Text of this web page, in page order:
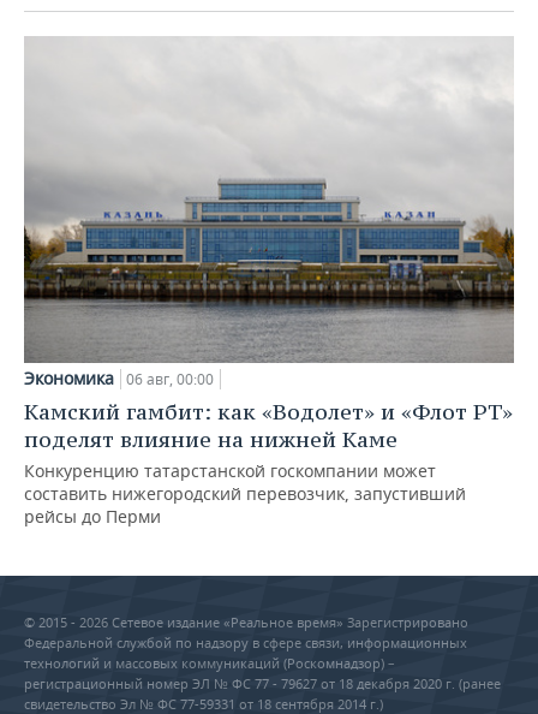
Экономика 06 авг, 00:00
Камский гамбит: как «Водолет» и «Флот РТ»
поделят влияние на нижней Каме
Конкуренцию татарстанской госкомпании может
составить нижегородский перевозчик, запустивший
рейсы до Перми
© 2015 - 2026 Сетевое издание «Реальное время» Зарегистрировано
Федеральной службой по надзору в сфере связи, информационных
технологий и массовых коммуникаций (Роскомнадзор) –
регистрационный номер ЭЛ № ФС 77 - 79627 от 18 декабря 2020 г. (ранее
свидетельство Эл № ФС 77-59331 от 18 сентября 2014 г.)